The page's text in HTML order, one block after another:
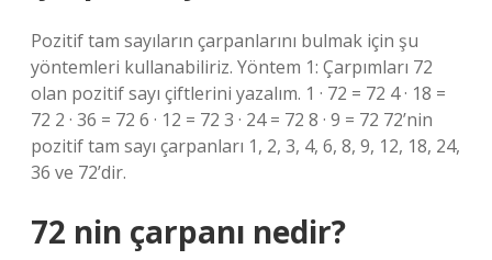
Pozitif tam sayıların çarpanlarını bulmak için şu
yöntemleri kullanabiliriz. Yöntem 1: Çarpımları 72
olan pozitif sayı çiftlerini yazalım. 1 · 72 = 72 4 · 18 =
72 2 · 36 = 72 6 · 12 = 72 3 · 24 = 72 8 · 9 = 72 72’nin
pozitif tam sayı çarpanları 1, 2, 3, 4, 6, 8, 9, 12, 18, 24,
36 ve 72’dir.
72 nin çarpanı nedir?